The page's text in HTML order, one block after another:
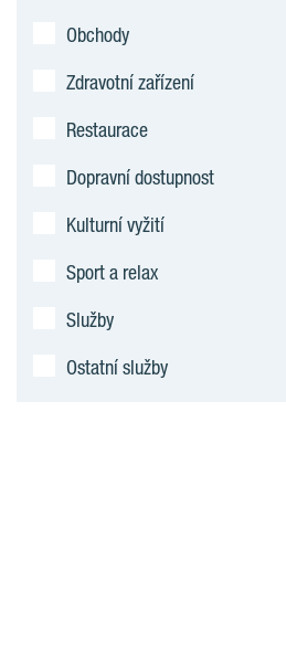
Obchody
Zdravotní zařízení
Restaurace
Dopravní dostupnost
Kulturní vyžití
Sport a relax
Služby
Ostatní služby